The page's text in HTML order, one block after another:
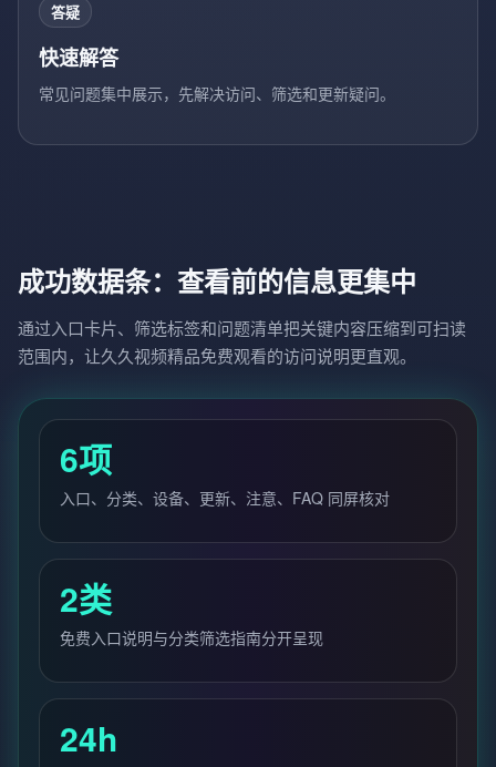
答疑
快速解答
常见问题集中展示，先解决访问、筛选和更新疑问。
成功数据条：查看前的信息更集中
通过入口卡片、筛选标签和问题清单把关键内容压缩到可扫读
范围内，让久久视频精品免费观看的访问说明更直观。
6项
入口、分类、设备、更新、注意、FAQ 同屏核对
2类
免费入口说明与分类筛选指南分开呈现
24h